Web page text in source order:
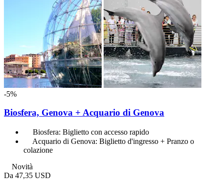
-5%
Biosfera, Genova + Acquario di Genova
Biosfera: Biglietto con accesso rapido
Acquario di Genova: Biglietto d'ingresso + Pranzo o
colazione
Novità
Da 47,35 USD